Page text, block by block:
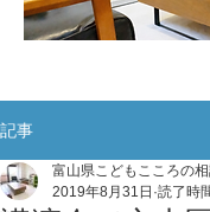
記事
富山県こどもこころの
2019年8月31日 読了時